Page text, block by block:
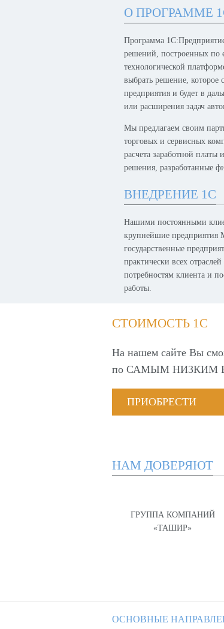
О ПРОГРАММЕ
Программа
решений, построенных
технологической
выбрать решение, которое
предприятия и будет в
или расширения задач
Мы предлагаем своим
торговых и сервисных
расчета заработной
решения, разработанные
ВНЕДРЕНИЕ 1С
Нашими постоянными
крупнейшие предприятия
государственные
практически всех
потребностям клиента и
работы.
СТОИМОСТЬ 1С
На нашем сайте Вы
по САМЫМ НИЗКИМ
ПРИОБРЕСТИ
НАМ ДОВЕРЯЮТ
ГРУППА КОМПАНИЙ
«ТАШИР»
ОСНОВНЫЕ